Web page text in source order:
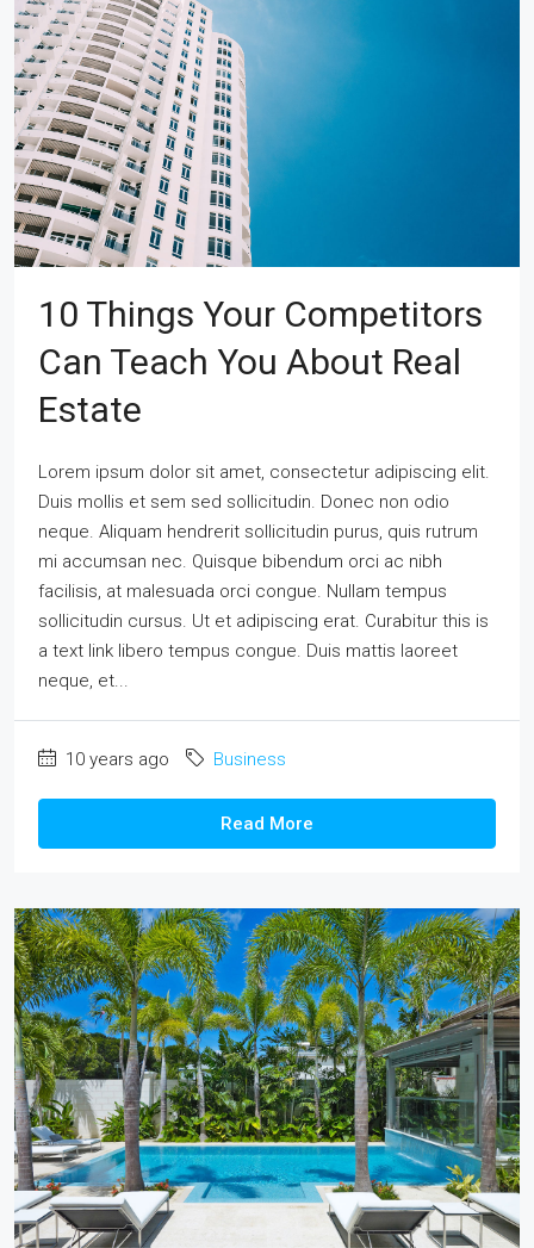
10 Things Your Competitors
Can Teach You About Real
Estate
Lorem ipsum dolor sit amet, consectetur adipiscing elit.
Duis mollis et sem sed sollicitudin. Donec non odio
neque. Aliquam hendrerit sollicitudin purus, quis rutrum
mi accumsan nec. Quisque bibendum orci ac nibh
facilisis, at malesuada orci congue. Nullam tempus
sollicitudin cursus. Ut et adipiscing erat. Curabitur this is
a text link libero tempus congue. Duis mattis laoreet
neque, et...
10 years ago Business
Read More